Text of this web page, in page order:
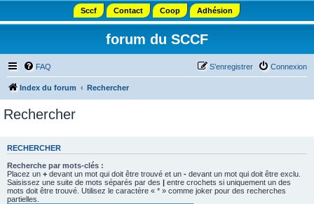
Sccf Contact Coop Adhésion
forum du SCCF
FAQ Connexion
S’enregistrer
Index du forum Rechercher
Rechercher
RECHERCHER
Recherche par mots-clés :
Placez un + devant un mot qui doit être trouvé et un - devant un mot qui doit être exclu.
Saisissez une suite de mots séparés par des | entre crochets si uniquement un des
mots doit être trouvé. Utilisez le caractère « * » comme joker pour des recherches
partielles.